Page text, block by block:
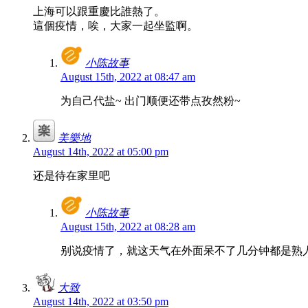
上海可以跟重慶比誰熱了。
這個疫情，唉，大家一起坐監啊。
小陈故事
August 15th, 2022 at 08:47 am
为自己代盐~ 出门顺便还带点孜然粉~
美樂地
August 14th, 2022 at 05:00 pm
还是待在家里吧
小陈故事
August 15th, 2022 at 08:28 am
别说疫情了，就这天气在外面呆不了几分钟都是熟
大致
August 14th, 2022 at 03:50 pm